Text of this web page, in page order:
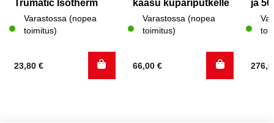
Trumatic Isotherm
Varastossa (nopea
toimitus)
23,80 €
kaasu kupariputkelle
Varastossa (nopea
toimitus)
66,00 €
ja